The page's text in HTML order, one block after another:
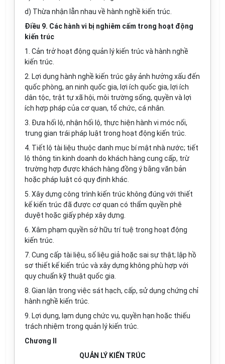
d) Thừa nhận lẫn nhau về hành nghề kiến trúc.
Điều 9. Các hành vi bị nghiêm cấm trong hoạt động
kiến trúc
1. Cản trở hoạt động quản lý kiến trúc và hành nghề
kiến trúc.
2. Lợi dụng hành nghề kiến trúc gây ảnh hưởng xấu đến
quốc phòng, an ninh quốc gia, lợi ích quốc gia, lợi ích
dân tộc, trật tự xã hội, môi trường sống, quyền và lợi
ích hợp pháp của cơ quan, tổ chức, cá nhân.
3. Đưa hối lộ, nhận hối lộ, thực hiện hành vi móc nối,
trung gian trái pháp luật trong hoạt động kiến trúc.
4. Tiết lộ tài liệu thuộc danh mục bí mật nhà nước; tiết
lộ thông tin kinh doanh do khách hàng cung cấp, trừ
trường hợp được khách hàng đồng ý bằng văn bản
hoặc pháp luật có quy định khác.
5. Xây dựng công trình kiến trúc không đúng với thiết
kế kiến trúc đã được cơ quan có thẩm quyền phê
duyệt hoặc giấy phép xây dựng.
6. Xâm phạm quyền sở hữu trí tuệ trong hoạt động
kiến trúc.
7. Cung cấp tài liệu, số liệu giả hoặc sai sự thật; lập hồ
sơ thiết kế kiến trúc và xây dựng không phù hợp với
quy chuẩn kỹ thuật quốc gia.
8. Gian lận trong việc sát hạch, cấp, sử dụng chứng chỉ
hành nghề kiến trúc.
9. Lợi dụng, lạm dụng chức vụ, quyền hạn hoặc thiếu
trách nhiệm trong quản lý kiến trúc.
Chương II
QUẢN LÝ KIẾN TRÚC